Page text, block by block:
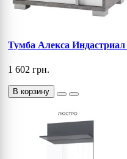
Тумба Алекса
1 602 грн.
В корзину